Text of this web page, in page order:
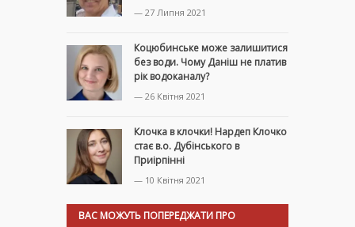
— 27 Липня 2021
Коцюбинське може залишитися
без води. Чому Даніш не платив
рік водоканалу?
— 26 Квітня 2021
Клочка в клочки! Нардеп Клочко
стає в.о. Дубінського в
Приірпінні
— 10 Квітня 2021
ВАС МОЖУТЬ ПОПЕРЕДЖАТИ ПРО